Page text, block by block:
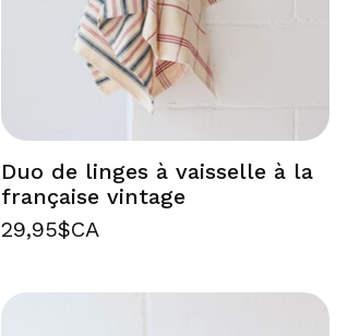
Duo de linges à vaisselle à la
française vintage
29,95$CA